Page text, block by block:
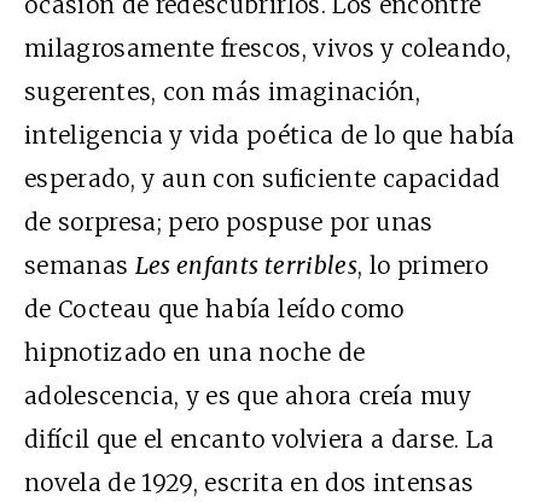
milagrosamente frescos, vivos y coleando,
sugerentes, con más imaginación,
inteligencia y vida poética de lo que había
esperado, y aun con suficiente capacidad
de sorpresa; pero pospuse por unas
semanas Les enfants terribles, lo primero
de Cocteau que había leído como
hipnotizado en una noche de
adolescencia, y es que ahora creía muy
difícil que el encanto volviera a darse. La
novela de 1929, escrita en dos intensas